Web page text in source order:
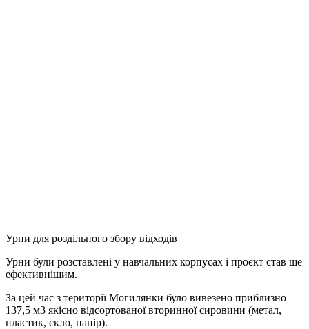
Урни для роздільного збору відходів
Урни були розставлені у навчальних корпусах і проєкт став ще
ефективнішим.
За цей час з території Могилянки було вивезено приблизно
137,5 м3 якісно відсортованої вторинної сировини (метал,
пластик, скло, папір).